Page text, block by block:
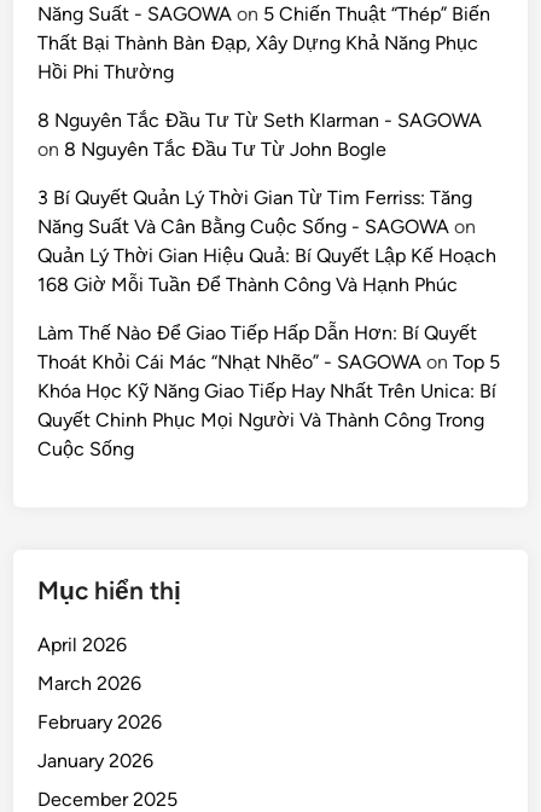
Năng Suất - SAGOWA on 5 Chiến Thuật “Thép” Biến
Thất Bại Thành Bàn Đạp, Xây Dựng Khả Năng Phục
Hồi Phi Thường
8 Nguyên Tắc Đầu Tư Từ Seth Klarman - SAGOWA
on 8 Nguyên Tắc Đầu Tư Từ John Bogle
3 Bí Quyết Quản Lý Thời Gian Từ Tim Ferriss: Tăng
Năng Suất Và Cân Bằng Cuộc Sống - SAGOWA on
Quản Lý Thời Gian Hiệu Quả: Bí Quyết Lập Kế Hoạch
168 Giờ Mỗi Tuần Để Thành Công Và Hạnh Phúc
Làm Thế Nào Để Giao Tiếp Hấp Dẫn Hơn: Bí Quyết
Thoát Khỏi Cái Mác “Nhạt Nhẽo” - SAGOWA onTop 5
Khóa Học Kỹ Năng Giao Tiếp Hay Nhất Trên Unica: Bí
Quyết Chinh Phục Mọi Người Và Thành Công Trong
Cuộc Sống
Mục hiển thị
April 2026
March 2026
February 2026
January 2026
December 2025